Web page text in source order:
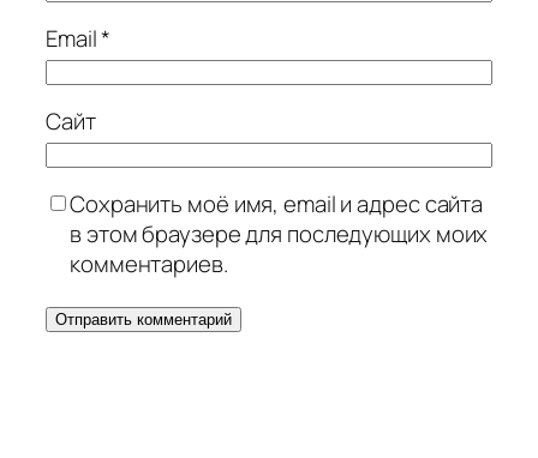
Email*
Сайт
Сохранить моё имя, email и адрес сайта
в этом браузере для последующих моих
комментариев.